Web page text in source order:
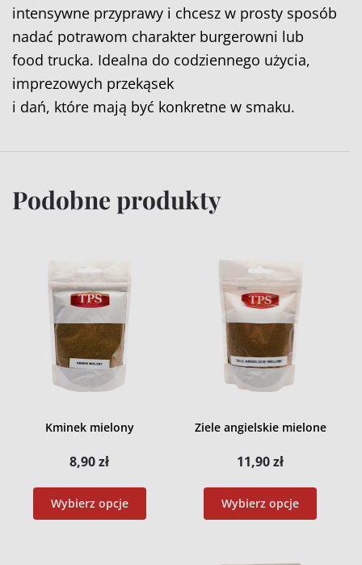
intensywne przyprawy i chcesz w prosty sposób
nadać potrawom charakter burgerowni lub
food trucka. Idealna do codziennego użycia,
imprezowych przekąsek
i dań, które mają być konkretne w smaku.
Podobne produkty
Kminek mielony
8,90zł
Wybierz opcje
Ziele angielskie mielone
11,90zł
Wybierz opcje